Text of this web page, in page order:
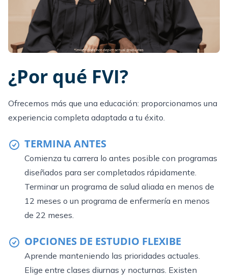
¿Por qué FVI?
Ofrecemos más que una educación: proporcionamos una
experiencia completa adaptada a tu éxito.
TERMINA ANTES
Comienza tu carrera lo antes posible con programas
diseñados para ser completados rápidamente.
Terminar un programa de salud aliada en menos de
12 meses o un programa de enfermería en menos
de 22 meses.
OPCIONES DE ESTUDIO FLEXIBE
Aprende manteniendo las prioridades actuales.
Elige entre clases diurnas y nocturnas. Existen